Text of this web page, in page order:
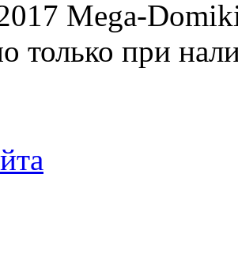
Mega-
только при